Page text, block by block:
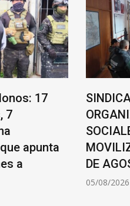
17
7
apunta
a
DE
05/08/2026